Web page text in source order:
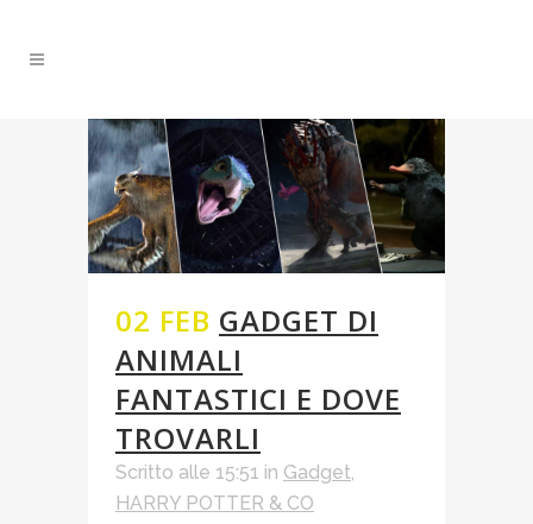
02 FEB GADGET DI
ANIMALI
FANTASTICI E DOVE
TROVARLI
Scritto alle 15:51 in Gadget,
HARRY POTTER & CO